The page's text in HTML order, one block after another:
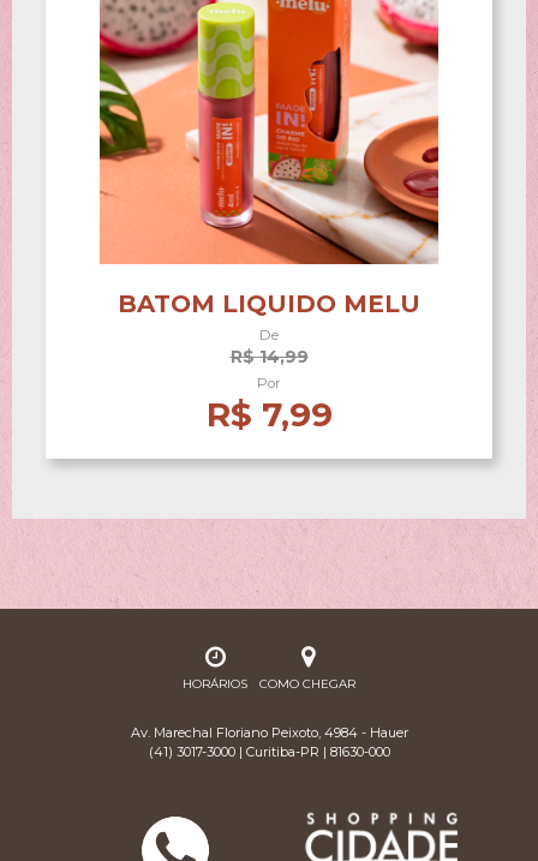
BATOM LIQUIDO MELU
De
R$ 14,99
Por
R$ 7,99
HORÁRIOS COMO CHEGAR
Av. Marechal Floriano Peixoto, 4984 - Hauer
(41) 3017-3000 | Curitiba-PR | 81630-000